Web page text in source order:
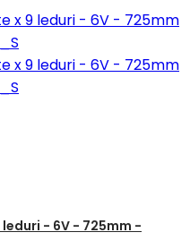
- 6V - 725mm -